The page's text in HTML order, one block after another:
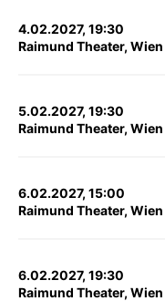
4.02.2027, 19:30
Raimund Theater, Wien
5.02.2027, 19:30
Raimund Theater, Wien
6.02.2027, 15:00
Raimund Theater, Wien
6.02.2027, 19:30
Raimund Theater, Wien